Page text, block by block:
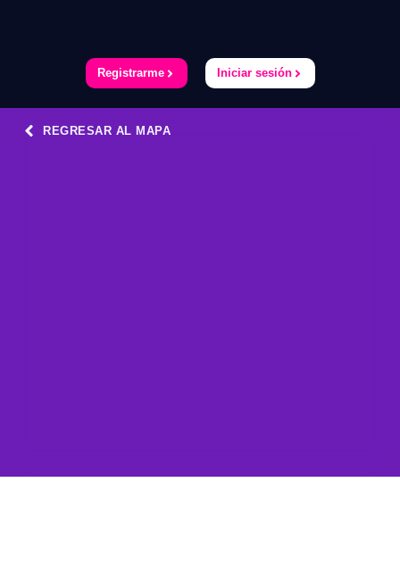
Registrarme Iniciar sesión
REGRESAR AL MAPA